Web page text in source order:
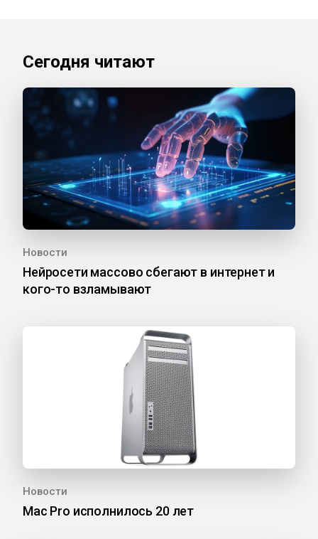
Сегодня читают
Новости
Нейросети массово сбегают в интернет и
кого-то взламывают
Новости
Mac Pro исполнилось 20 лет